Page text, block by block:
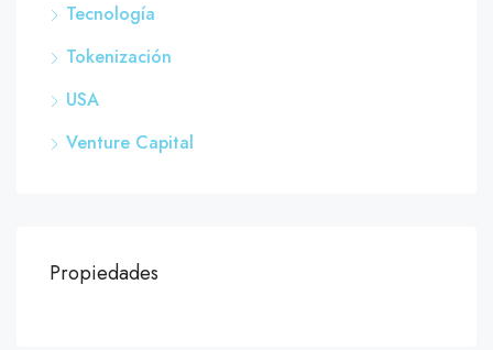
Tecnología
Tokenización
USA
Venture Capital
Propiedades